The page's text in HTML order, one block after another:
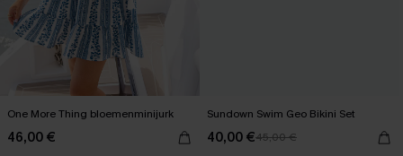
One More Thing bloemenminijurk
46,00 €
Sundown Swim Geo Bikini Set
40,00 €45,00 €